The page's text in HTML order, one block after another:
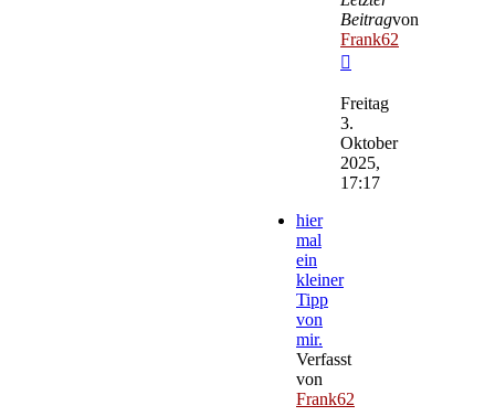
Beitragvon
Frank62
Beitrag
Freitag
3.
Oktober
2025,
17:17
hier
mal
ein
kleiner
Tipp
von
mir.
Verfasst
von
Frank62